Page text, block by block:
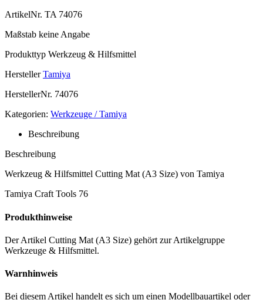
ArtikelNr. TA 74076
Maßstab keine Angabe
Produkttyp Werkzeug & Hilfsmittel
Hersteller Tamiya
HerstellerNr. 74076
Kategorien: Werkzeuge / Tamiya
Beschreibung
Beschreibung
Werkzeug & Hilfsmittel Cutting Mat (A3 Size) von Tamiya
Tamiya Craft Tools 76
Produkthinweise
Der Artikel Cutting Mat (A3 Size) gehört zur Artikelgruppe
Werkzeuge & Hilfsmittel.
Warnhinweis
Bei diesem Artikel handelt es sich um einen Modellbauartikel oder